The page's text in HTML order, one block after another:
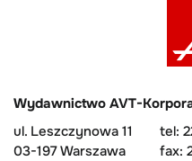
Wydawnictwo AVT-
ul. Leszczynowa 11
03-197 Warszawa
tel:
fax: